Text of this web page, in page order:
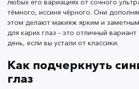
наш оттенок Loon, или,
добавят взгляду
сохранят мягкость.
А если хочется ещё более смелых
можно попробовать розовые или
любых его вариациях от сочного
тёмного, иссиня чёрного. Они
этом делают макияж ярким и
для карих глаз – это отличный
день, если вы устали от классики.
Как подчеркнуть
глаз